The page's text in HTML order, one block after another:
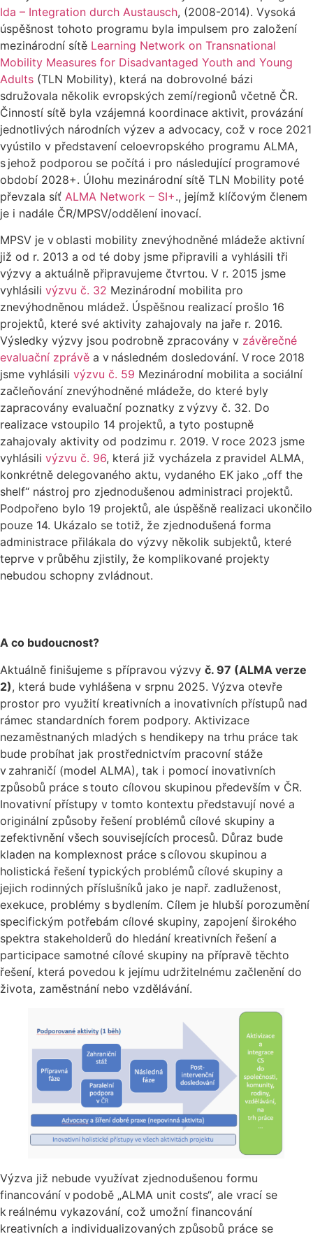
Ida – Integration durch Austausch, (2008-2014). Vysoká
úspěšnost tohoto programu byla impulsem pro založení
mezinárodní sítě Learning Network on Transnational
Mobility Measures for Disadvantaged Youth and Young
Adults (TLN Mobility), která na dobrovolné bázi
sdružovala několik evropských zemí/regionů včetně ČR.
Činností sítě byla vzájemná koordinace aktivit, provázání
jednotlivých národních výzev a advocacy, což v roce 2021
vyústilo v představení celoevropského programu ALMA,
s jehož podporou se počítá i pro následující programové
období 2028+. Úlohu mezinárodní sítě TLN Mobility poté
převzala síť ALMA Network – SI+., jejímž klíčovým členem
je i nadále ČR/MPSV/oddělení inovací.
MPSV je v oblasti mobility znevýhodněné mládeže aktivní
již od r. 2013 a od té doby jsme připravili a vyhlásili tři
výzvy a aktuálně připravujeme čtvrtou. V r. 2015 jsme
vyhlásili výzvu č. 32 Mezinárodní mobilita pro
znevýhodněnou mládež. Úspěšnou realizací prošlo 16
projektů, které své aktivity zahajovaly na jaře r. 2016.
Výsledky výzvy jsou podrobně zpracovány v závěrečné
evaluační zprávě a v následném dosledování. V roce 2018
jsme vyhlásili výzvu č. 59 Mezinárodní mobilita a sociální
začleňování znevýhodněné mládeže, do které byly
zapracovány evaluační poznatky z výzvy č. 32. Do
realizace vstoupilo 14 projektů, a tyto postupně
zahajovaly aktivity od podzimu r. 2019. V roce 2023 jsme
vyhlásili výzvu č. 96, která již vycházela z pravidel ALMA,
konkrétně delegovaného aktu, vydaného EK jako „off the
shelf“ nástroj pro zjednodušenou administraci projektů.
Podpořeno bylo 19 projektů, ale úspěšně realizaci ukončilo
pouze 14. Ukázalo se totiž, že zjednodušená forma
administrace přilákala do výzvy několik subjektů, které
teprve v průběhu zjistily, že komplikované projekty
nebudou schopny zvládnout.
A co budoucnost?
Aktuálně finišujeme s přípravou výzvy č. 97 (ALMA verze
2), která bude vyhlášena v srpnu 2025. Výzva otevře
prostor pro využití kreativních a inovativních přístupů nad
rámec standardních forem podpory. Aktivizace
nezaměstnaných mladých s hendikepy na trhu práce tak
bude probíhat jak prostřednictvím pracovní stáže
v zahraničí (model ALMA), tak i pomocí inovativních
způsobů práce s touto cílovou skupinou především v ČR.
Inovativní přístupy v tomto kontextu představují nové a
originální způsoby řešení problémů cílové skupiny a
zefektivnění všech souvisejících procesů. Důraz bude
kladen na komplexnost práce s cílovou skupinou a
holistická řešení typických problémů cílové skupiny a
jejich rodinných příslušníků jako je např. zadluženost,
exekuce, problémy s bydlením. Cílem je hlubší porozumění
specifickým potřebám cílové skupiny, zapojení širokého
spektra stakeholderů do hledání kreativních řešení a
participace samotné cílové skupiny na přípravě těchto
řešení, která povedou k jejímu udržitelnému začlenění do
života, zaměstnání nebo vzdělávání.
Výzva již nebude využívat zjednodušenou formu
financování v podobě „ALMA unit costs“, ale vrací se
k reálnému vykazování, což umožní financování
kreativních a individualizovaných způsobů práce se